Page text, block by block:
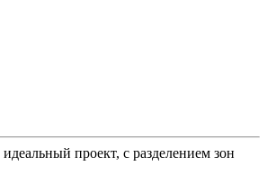
проект, с разделением зон